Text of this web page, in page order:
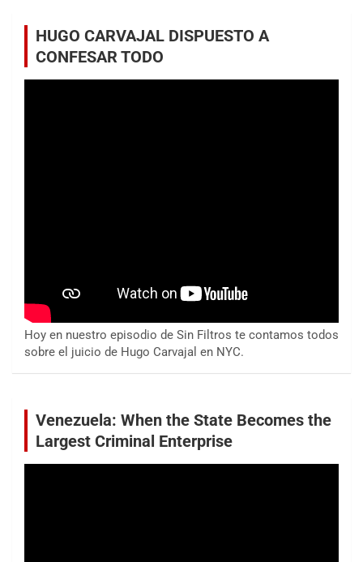
HUGO CARVAJAL DISPUESTO A
CONFESAR TODO
Hoy en nuestro episodio de Sin Filtros te contamos todos
sobre el juicio de Hugo Carvajal en NYC.
Venezuela: When the State Becomes the
Largest Criminal Enterprise